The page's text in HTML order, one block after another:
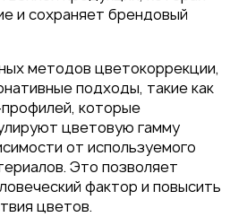
и сохраняет брендовый
методов цветокоррекции,
подходы, такие как
которые
цветовую гамму
от используемого
Это позволяет
фактор и повысить
цветов.